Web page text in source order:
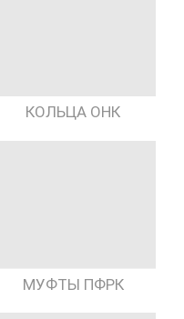
КОЛЬЦА ОНК
МУФТЫ ПФРК